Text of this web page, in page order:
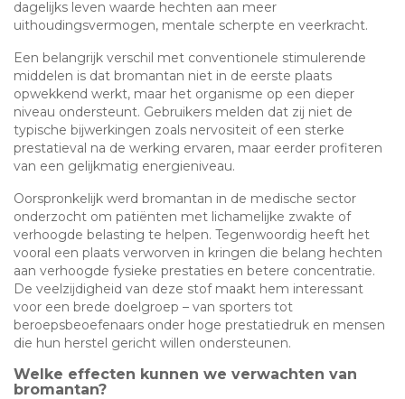
dagelijks leven waarde hechten aan meer
uithoudingsvermogen, mentale scherpte en veerkracht.
Een belangrijk verschil met conventionele stimulerende
middelen is dat bromantan niet in de eerste plaats
opwekkend werkt, maar het organisme op een dieper
niveau ondersteunt. Gebruikers melden dat zij niet de
typische bijwerkingen zoals nervositeit of een sterke
prestatieval na de werking ervaren, maar eerder profiteren
van een gelijkmatig energieniveau.
Oorspronkelijk werd bromantan in de medische sector
onderzocht om patiënten met lichamelijke zwakte of
verhoogde belasting te helpen. Tegenwoordig heeft het
vooral een plaats verworven in kringen die belang hechten
aan verhoogde fysieke prestaties en betere concentratie.
De veelzijdigheid van deze stof maakt hem interessant
voor een brede doelgroep – van sporters tot
beroepsbeoefenaars onder hoge prestatiedruk en mensen
die hun herstel gericht willen ondersteunen.
Welke effecten kunnen we verwachten van
bromantan?